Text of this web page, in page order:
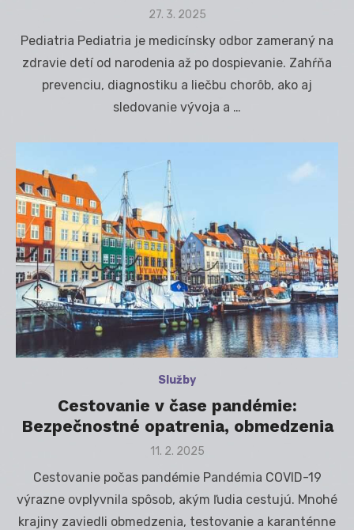
Posted
27. 3. 2025
Pediatria Pediatria je medicínsky odbor zameraný na
zdravie detí od narodenia až po dospievanie. Zahŕňa
prevenciu, diagnostiku a liečbu chorôb, ako aj
sledovanie vývoja a …
Služby
Cestovanie v čase pandémie:
Bezpečnostné opatrenia, obmedzenia
Posted
11. 2. 2025
Cestovanie počas pandémie Pandémia COVID-19
výrazne ovplyvnila spôsob, akým ľudia cestujú. Mnohé
krajiny zaviedli obmedzenia, testovanie a karanténne